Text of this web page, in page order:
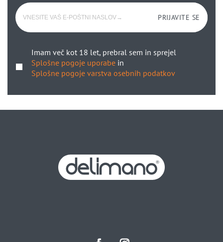
PRIJAVITE SE
Imam več kot 18 let, prebral sem in sprejel
Splošne pogoje uporabe in
Splošne pogoje varstva osebnih podatkov